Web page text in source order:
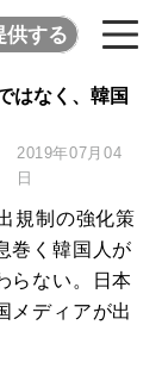
供する
はなく、韓国
2019年07月04
日
規制の強化策
巻く韓国人が
らない。日本
メディアが出